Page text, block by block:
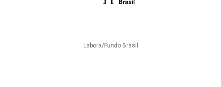
Labora/Fundo Brasil